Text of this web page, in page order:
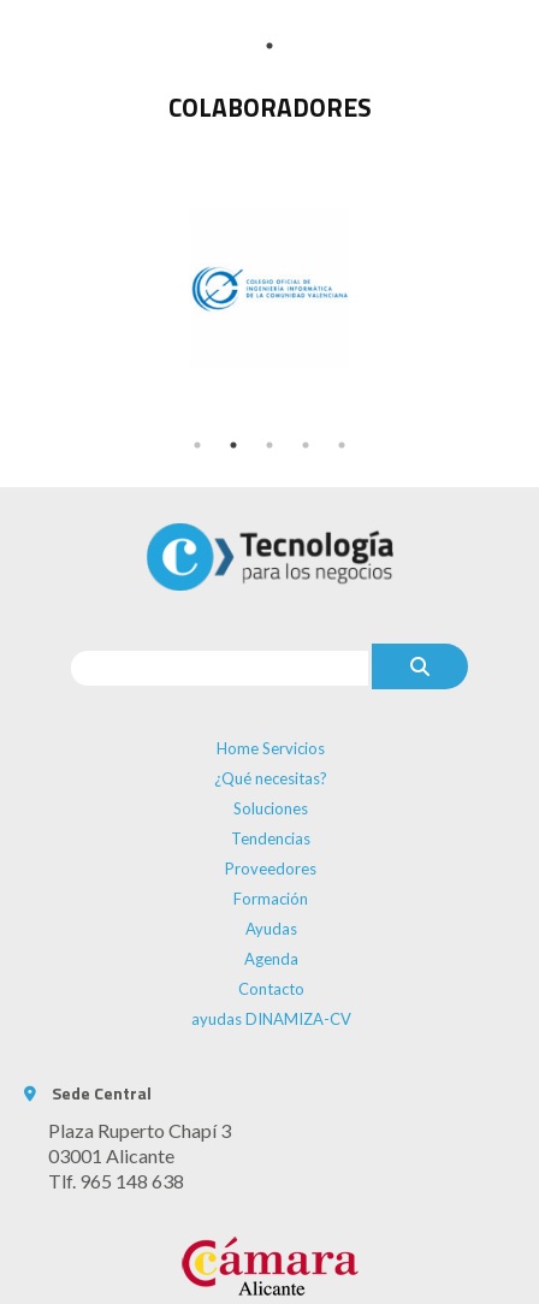
COLABORADORES
Home Servicios
¿Qué necesitas?
Soluciones
Tendencias
Proveedores
Formación
Ayudas
Agenda
Contacto
ayudas DINAMIZA-CV
Sede Central
Plaza Ruperto Chapí 3
03001 Alicante
Tlf. 965 148 638